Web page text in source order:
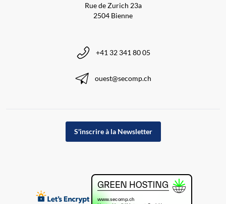
Rue de Zurich 23a
2504 Bienne
+41 32 341 80 05
ouest@secomp.ch
S'inscrire à la Newsletter